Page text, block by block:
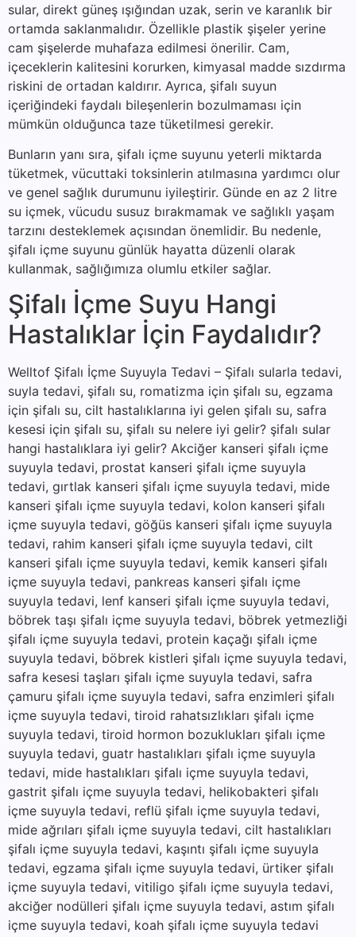
sular, direkt güneş ışığından uzak, serin ve karanlık bir
ortamda saklanmalıdır. Özellikle plastik şişeler yerine
cam şişelerde muhafaza edilmesi önerilir. Cam,
içeceklerin kalitesini korurken, kimyasal madde sızdırma
riskini de ortadan kaldırır. Ayrıca, şifalı suyun
içeriğindeki faydalı bileşenlerin bozulmaması için
mümkün olduğunca taze tüketilmesi gerekir.
Bunların yanı sıra, şifalı içme suyunu yeterli miktarda
tüketmek, vücuttaki toksinlerin atılmasına yardımcı olur
ve genel sağlık durumunu iyileştirir. Günde en az 2 litre
su içmek, vücudu susuz bırakmamak ve sağlıklı yaşam
tarzını desteklemek açısından önemlidir. Bu nedenle,
şifalı içme suyunu günlük hayatta düzenli olarak
kullanmak, sağlığımıza olumlu etkiler sağlar.
Şifalı İçme Suyu Hangi
Hastalıklar İçin Faydalıdır?
Welltof Şifalı İçme Suyuyla Tedavi – Şifalı sularla tedavi,
suyla tedavi, şifalı su, romatizma için şifalı su, egzama
için şifalı su, cilt hastalıklarına iyi gelen şifalı su, safra
kesesi için şifalı su, şifalı su nelere iyi gelir? şifalı sular
hangi hastalıklara iyi gelir? Akciğer kanseri şifalı içme
suyuyla tedavi, prostat kanseri şifalı içme suyuyla
tedavi, gırtlak kanseri şifalı içme suyuyla tedavi, mide
kanseri şifalı içme suyuyla tedavi, kolon kanseri şifalı
içme suyuyla tedavi, göğüs kanseri şifalı içme suyuyla
tedavi, rahim kanseri şifalı içme suyuyla tedavi, cilt
kanseri şifalı içme suyuyla tedavi, kemik kanseri şifalı
içme suyuyla tedavi, pankreas kanseri şifalı içme
suyuyla tedavi, lenf kanseri şifalı içme suyuyla tedavi,
böbrek taşı şifalı içme suyuyla tedavi, böbrek yetmezliği
şifalı içme suyuyla tedavi, protein kaçağı şifalı içme
suyuyla tedavi, böbrek kistleri şifalı içme suyuyla tedavi,
safra kesesi taşları şifalı içme suyuyla tedavi, safra
çamuru şifalı içme suyuyla tedavi, safra enzimleri şifalı
içme suyuyla tedavi, tiroid rahatsızlıkları şifalı içme
suyuyla tedavi, tiroid hormon bozuklukları şifalı içme
suyuyla tedavi, guatr hastalıkları şifalı içme suyuyla
tedavi, mide hastalıkları şifalı içme suyuyla tedavi,
gastrit şifalı içme suyuyla tedavi, helikobakteri şifalı
içme suyuyla tedavi, reflü şifalı içme suyuyla tedavi,
mide ağrıları şifalı içme suyuyla tedavi, cilt hastalıkları
şifalı içme suyuyla tedavi, kaşıntı şifalı içme suyuyla
tedavi, egzama şifalı içme suyuyla tedavi, ürtiker şifalı
içme suyuyla tedavi, vitiligo şifalı içme suyuyla tedavi,
akciğer nodülleri şifalı içme suyuyla tedavi, astım şifalı
içme suyuyla tedavi, koah şifalı içme suyuyla tedavi